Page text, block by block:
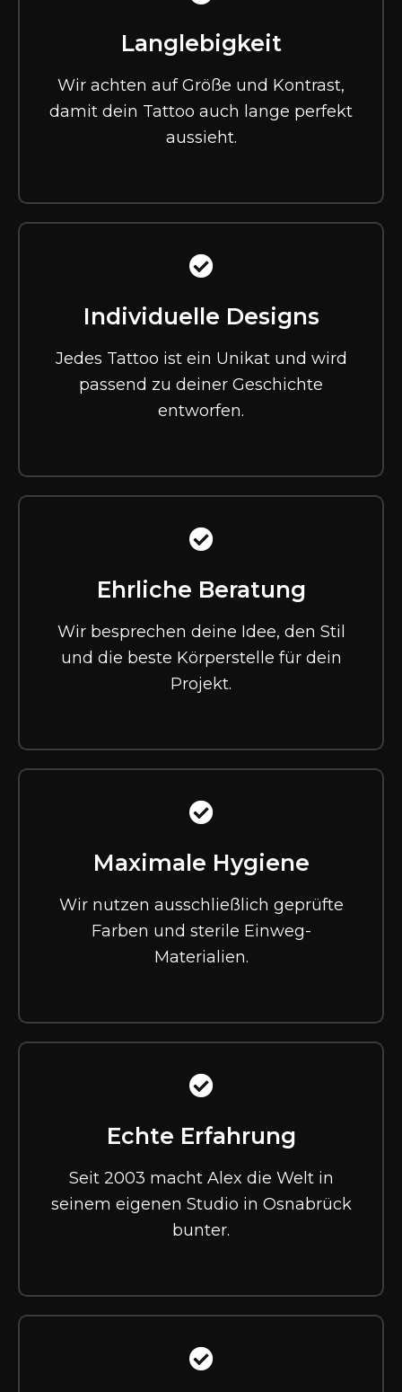
Langlebigkeit
Wir achten auf Größe und Kontrast,
damit dein Tattoo auch lange perfekt
aussieht.
Individuelle Designs
Jedes Tattoo ist ein Unikat und wird
passend zu deiner Geschichte
entworfen.
Ehrliche Beratung
Wir besprechen deine Idee, den Stil
und die beste Körperstelle für dein
Projekt.
Maximale Hygiene
Wir nutzen ausschließlich geprüfte
Farben und sterile Einweg-
Materialien.
Echte Erfahrung
Seit 2003 macht Alex die Welt in
seinem eigenen Studio in Osnabrück
bunter.